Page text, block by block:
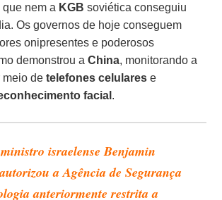
nem a KGB soviética conseguiu
Os governos de hoje conseguem
onipresentes e poderosos
demonstrou aChina, monitorando a
meio de telefones celulares e
facial .
israelense Benjamin
a Agência de Segurança
anteriormente restrita a